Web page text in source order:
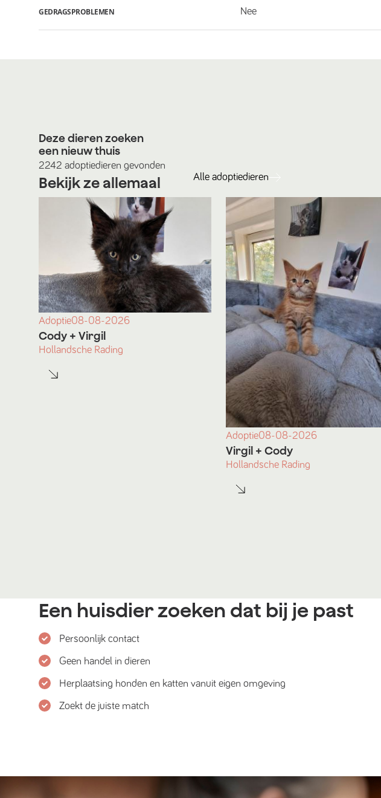
GEDRAGSPROBLEMEN Nee
Deze dieren zoeken
een nieuw thuis
2242 adoptiedieren gevonden
Bekijk ze allemaal Alle adoptiedieren
Adoptie08-08-2026
Cody + Virgil
Hollandsche Rading
Adoptie08-08-2026
Virgil + Cody
Hollandsche Rading
Een huisdier zoeken dat bij je past
Persoonlijk contact
Geen handel in dieren
Herplaatsing honden en katten vanuit eigen omgeving
Zoekt de juiste match